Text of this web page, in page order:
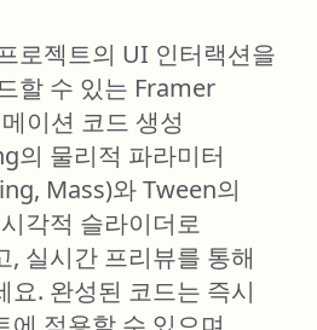
로젝트의 UI 인터랙션을
할 수 있는 Framer
이션 코드 생성
의 물리적 파라미터
Mass)와 Tween의
각적 슬라이더로
, 실시간 프리뷰를 통해
요. 완성된 코드는 즉시